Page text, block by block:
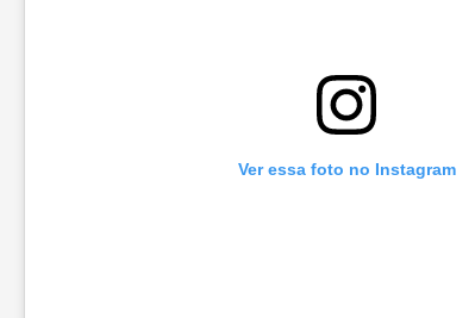
Ver essa foto no Instagram